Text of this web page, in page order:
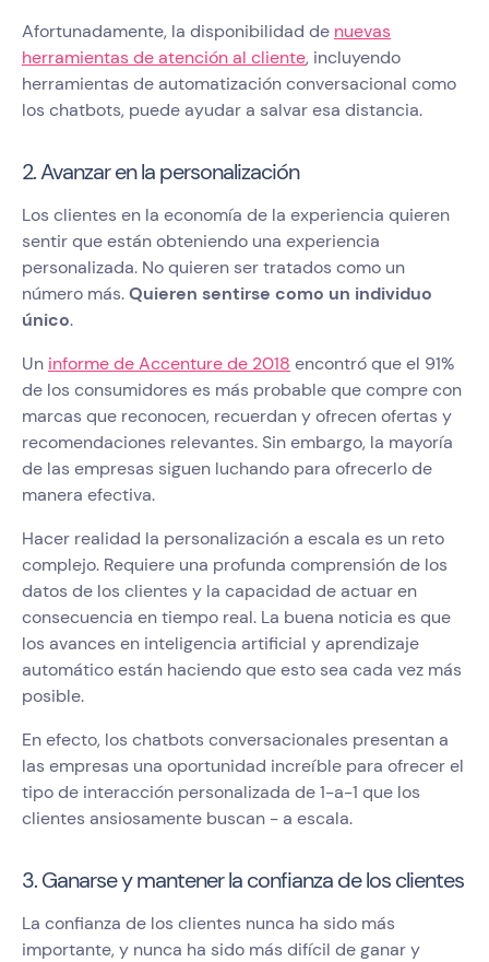
Afortunadamente, la disponibilidad de nuevas
herramientas de atención al cliente, incluyendo
herramientas de automatización conversacional como
los chatbots, puede ayudar a salvar esa distancia.
2. Avanzar en la personalización
Los clientes en la economía de la experiencia quieren
sentir que están obteniendo una experiencia
personalizada. No quieren ser tratados como un
número más.Quieren sentirse como un individuo
único.
Un informe de Accenture de 2018 encontró que el 91%
de los consumidores es más probable que compre con
marcas que reconocen, recuerdan y ofrecen ofertas y
recomendaciones relevantes. Sin embargo, la mayoría
de las empresas siguen luchando para ofrecerlo de
manera efectiva.
Hacer realidad la personalización a escala es un reto
complejo. Requiere una profunda comprensión de los
datos de los clientes y la capacidad de actuar en
consecuencia en tiempo real. La buena noticia es que
los avances en inteligencia artificial y aprendizaje
automático están haciendo que esto sea cada vez más
posible.
En efecto, los chatbots conversacionales presentan a
las empresas una oportunidad increíble para ofrecer el
tipo de interacción personalizada de 1-a-1 que los
clientes ansiosamente buscan - a escala.
3. Ganarse y mantener la confianza de los clientes
La confianza de los clientes nunca ha sido más
importante, y nunca ha sido más difícil de ganar y